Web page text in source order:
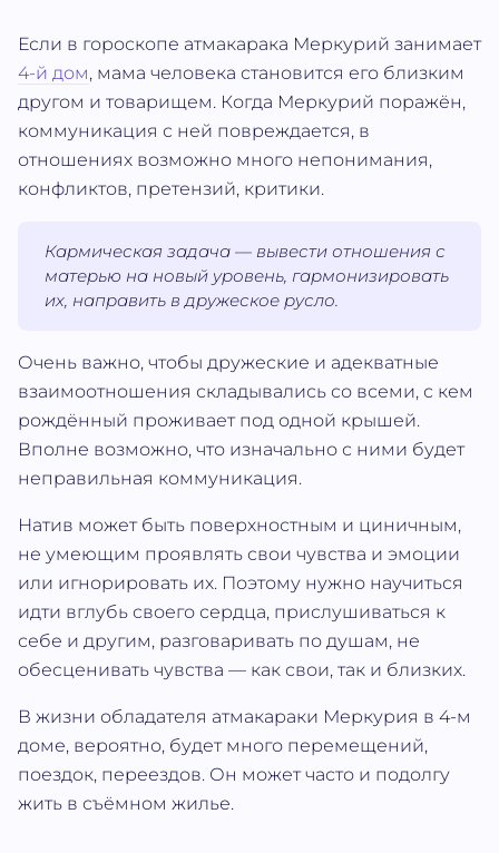
Если в гороскопе атмакарака Меркурий занимает
4-й дом, мама человека становится его близким
другом и товарищем. Когда Меркурий поражён,
коммуникация с ней повреждается, в
отношениях возможно много непонимания,
конфликтов, претензий, критики.
Кармическая задача — вывести отношения с
матерью на новый уровень, гармонизировать
их, направить в дружеское русло.
Очень важно, чтобы дружеские и адекватные
взаимоотношения складывались со всеми, с кем
рождённый проживает под одной крышей.
Вполне возможно, что изначально с ними будет
неправильная коммуникация.
Натив может быть поверхностным и циничным,
не умеющим проявлять свои чувства и эмоции
или игнорировать их. Поэтому нужно научиться
идти вглубь своего сердца, прислушиваться к
себе и другим, разговаривать по душам, не
обесценивать чувства — как свои, так и близких.
В жизни обладателя атмакараки Меркурия в 4-м
доме, вероятно, будет много перемещений,
поездок, переездов. Он может часто и подолгу
жить в съёмном жилье.